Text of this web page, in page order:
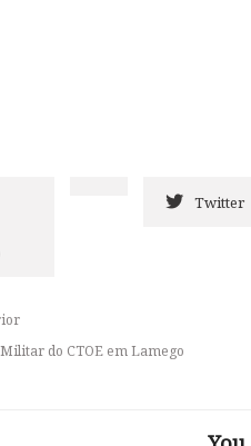
Twitter
do CTOE em Lamego